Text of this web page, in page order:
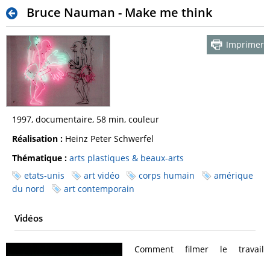
Bruce Nauman - Make me think
Imprimer
1997, documentaire, 58 min, couleur
Réalisation : Heinz Peter Schwerfel
Thématique : arts plastiques & beaux-arts
etats-unis
art vidéo corps humain
amérique
du nord
art contemporain
Vidéos
Comment filmer le travail